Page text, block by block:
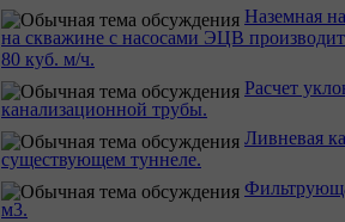
Наземная
на скважине с насосами ЭЦВ
80 куб. м/ч.
Расчет
канализационной трубы.
Ливневая
существующем туннеле.
м3.